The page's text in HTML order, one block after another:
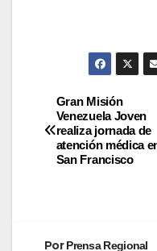
Gran Misión
Venezuela Joven
realiza jornada de
atención médica
San Francisco
PorPrensa Regional